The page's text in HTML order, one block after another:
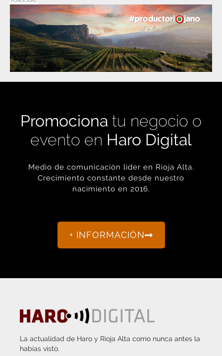
Promociona tu negocio o
evento en Haro Digital
Medio de comunicación líder en Rioja Alta.
Crecimiento constante desde nuestro
nacimiento en 2016.
+ INFORMACIÓN
La actualidad de Haro y Rioja Alta como nunca antes la
habías visto.